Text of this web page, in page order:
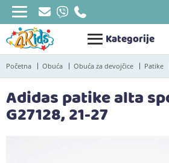
Kategorije
Početna Obuća Obuća za devojčice Patike
Adidas patike alta
G27128, 21-27